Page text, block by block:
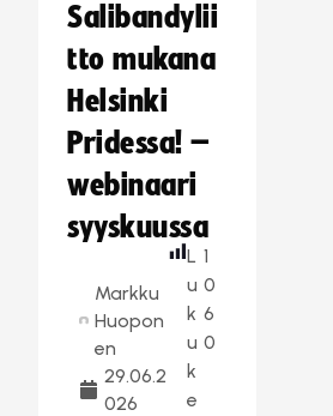
Salibandylii
tto mukana
Helsinki
Pridessa! –
webinaari
syyskuussa
Markku
Huopon
en
29.06.2
026
L
u
k
u
k
e
1
0
6
0